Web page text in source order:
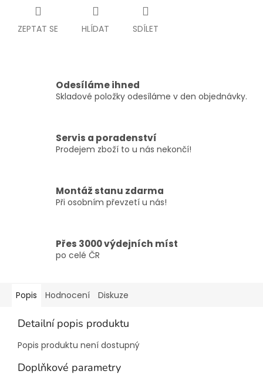
ZEPTAT SE HLÍDAT SDÍLET
Odesíláme ihned
Skladové položky odesíláme v den objednávky.
Servis a poradenství
Prodejem zboží to u nás nekončí!
Montáž stanu zdarma
Při osobním převzetí u nás!
Přes 3000 výdejních míst
po celé ČR
Popis Hodnocení Diskuze
Detailní popis produktu
Popis produktu není dostupný
Doplňkové parametry